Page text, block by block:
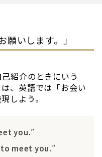
願いします。」
紹介のときにいう
、英語では「お会い
しよう。
you.”
meet you.”